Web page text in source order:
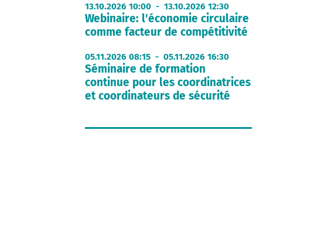
13.10.2026 10:00 - 13.10.2026 12:30
Webinaire: l'économie circulaire
comme facteur de compétitivité
05.11.2026 08:15 - 05.11.2026 16:30
Séminaire de formation
continue pour les coordinatrices
et coordinateurs de sécurité